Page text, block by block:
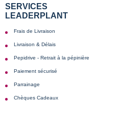
SERVICES
LEADERPLANT
Frais de Livraison
Livraison & Délais
Pepidrive - Retrait à la pépinière
Paiement sécurisé
Parrainage
Chèques Cadeaux